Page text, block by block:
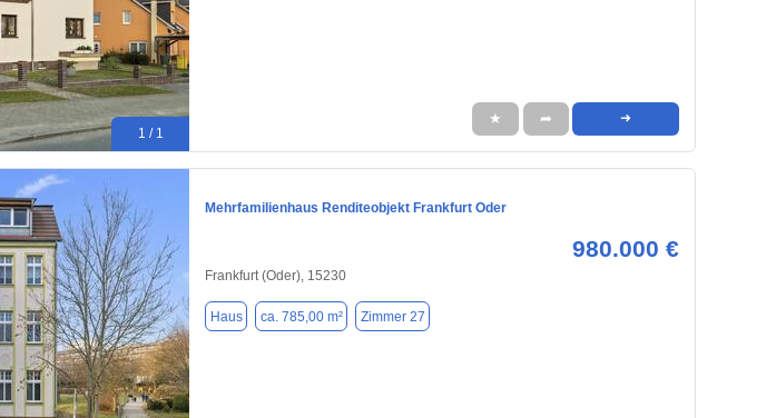
1 / 1
★ ➦ ➜
Mehrfamilienhaus Renditeobjekt Frankfurt Oder
980.000 €
Frankfurt (Oder), 15230
Haus ca. 785,00 m² Zimmer 27